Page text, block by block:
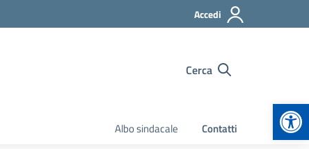
Accedi
Cerca
Albo sindacale Contatti